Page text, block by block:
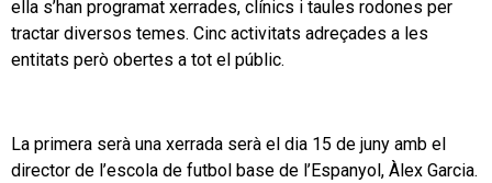
ella s’han programat xerrades, clínics i taules rodones per
tractar diversos temes. Cinc activitats adreçades a les
entitats però obertes a tot el públic.
La primera serà una xerrada serà el dia 15 de juny amb el
director de l’escola de futbol base de l’Espanyol, Àlex Garcia.